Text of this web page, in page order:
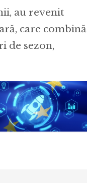
au revenit
care combină
de sezon,